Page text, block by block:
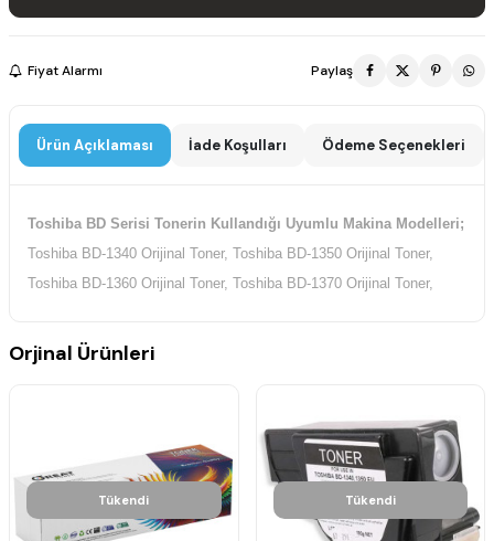
Fiyat Alarmı Paylaş
Ürün Açıklaması İade Koşulları Ödeme Seçenekleri
Toshiba BD Serisi Tonerin Kullandığı Uyumlu Makina Modelleri;
Toshiba BD-1340 Orijinal Toner, Toshiba BD-1350 Orijinal Toner,
Toshiba BD-1360 Orijinal Toner, Toshiba BD-1370 Orijinal Toner,
Orjinal Ürünleri
Tükendi Tükendi